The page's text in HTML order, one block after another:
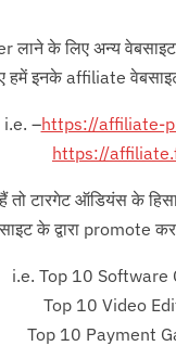
लाने के लिए अन्य
हमें इनके affiliate
i.e. –https://affiliate-
https://
तो टारगेट ऑडियंस के
के द्वारा
i.e. Top 10 Software
Top 10 Video
Top 10 Payment